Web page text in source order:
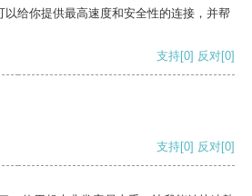
给你提供最高速度和安全性的连接，并帮
支持[0] 反对[0]
支持[0] 反对[0]